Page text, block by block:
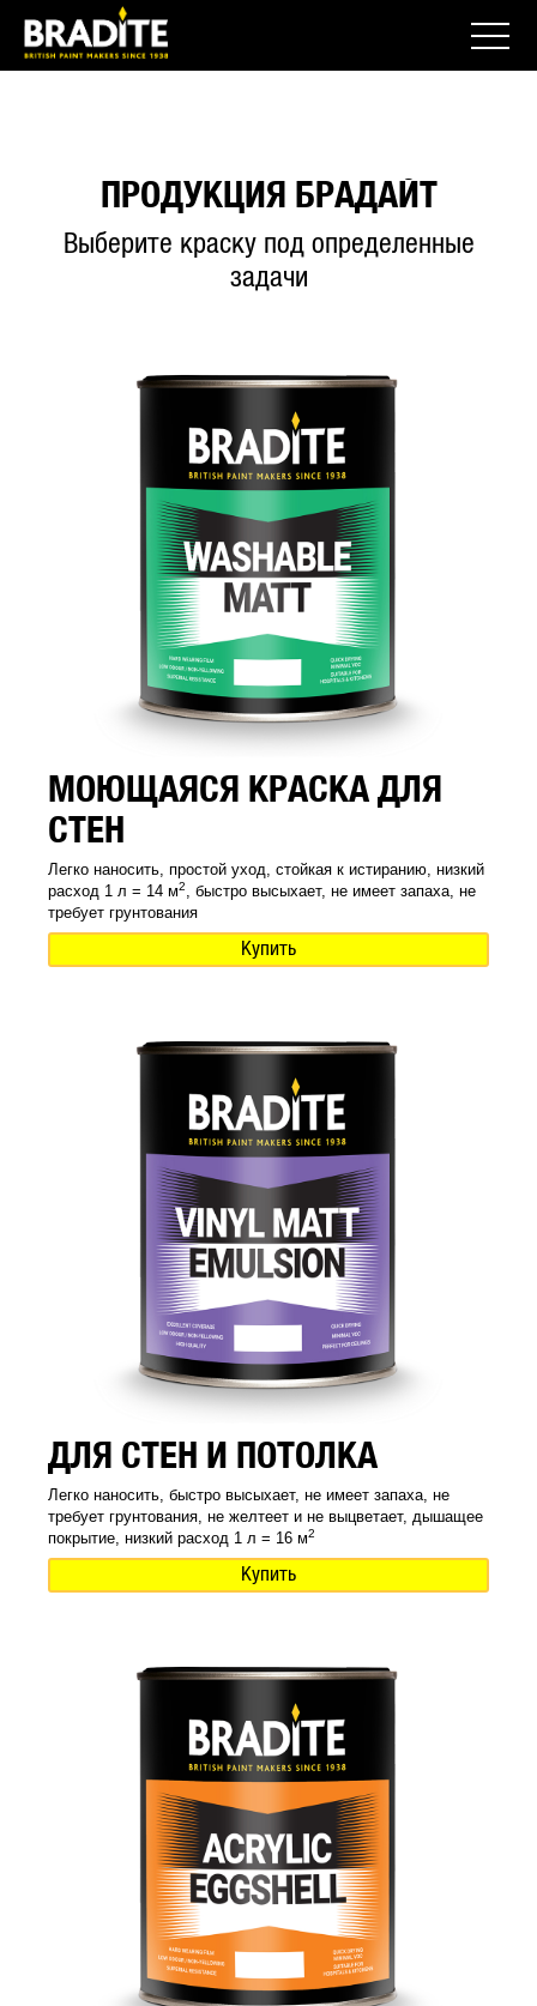
ПРОДУКЦИЯ БРАДАЙТ
Выберите краску под определенные
задачи
МОЮЩАЯСЯ КРАСКА ДЛЯ
СТЕН
Легко наносить, простой уход, стойкая к истиранию, низкий
расход 1 л = 14 м2
, быстро высыхает, не имеет запаха, не
требует грунтования
Купить
ДЛЯ СТЕН И ПОТОЛКА
Легко наносить, быстро высыхает, не имеет запаха, не
требует грунтования, не желтеет и не выцветает, дышащее
покрытие, низкий расход 1 л = 16 м2
Купить